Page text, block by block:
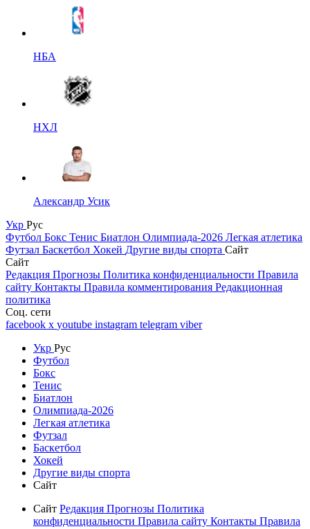
НБА
НХЛ
Александр Усик
Укр Рус
Футбол Бокс Тенис Биатлон Олимпиада-2026 Легкая атлетика
Футзал Баскетбол Хокей Другие виды спорта Сайт
Сайт
Редакция Прогнозы Политика конфиденциальности Правила
сайту Контакты Правила комментирования Редакционная
политика
Соц. сети
facebook x youtube instagram telegram viber
Укр Рус
Футбол
Бокс
Тенис
Биатлон
Олимпиада-2026
Легкая атлетика
Футзал
Баскетбол
Хокей
Другие виды спорта
Сайт
Сайт Редакция Прогнозы Политика
конфиденциальности Правила сайту Контакты Правила